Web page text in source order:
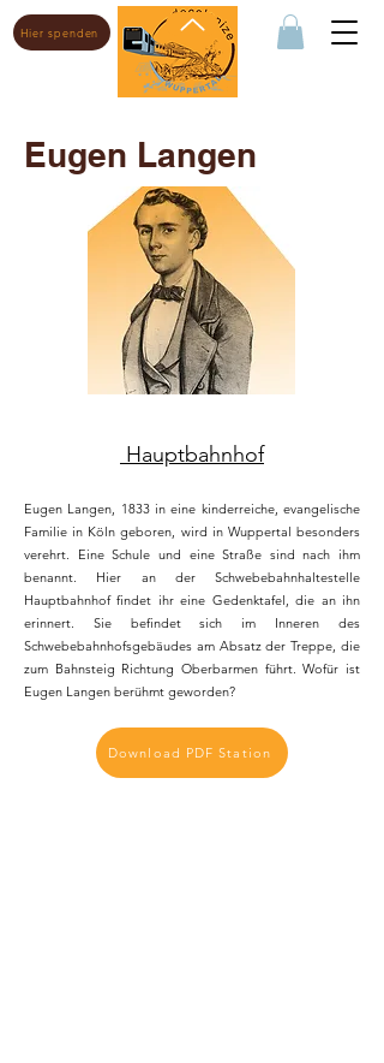
Hier spenden
Eugen Langen
Hauptbahnhof
Eugen Langen, 1833 in eine kinderreiche, evangelische
Familie in Köln geboren, wird in Wuppertal besonders
verehrt. Eine Schule und eine Straße sind nach ihm
benannt. Hier an der Schwebebahnhaltestelle
Hauptbahnhof findet ihr eine Gedenktafel, die an ihn
erinnert. Sie befindet sich im Inneren des
Schwebebahnhofsgebäudes am Absatz der Treppe, die
zum Bahnsteig Richtung Oberbarmen führt. Wofür ist
Eugen Langen berühmt geworden?
Download PDF Station